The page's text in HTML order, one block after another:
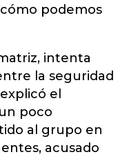
podemos
intenta
la seguridad
el
poco
al grupo en
acusado